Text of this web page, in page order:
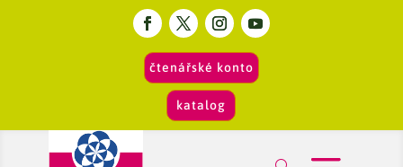
čtenářské konto
katalog